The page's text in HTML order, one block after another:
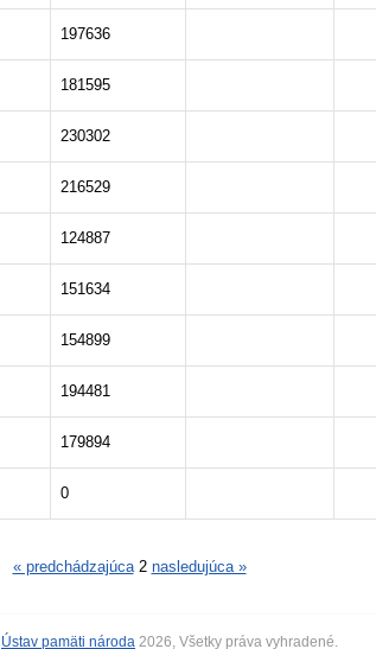
197636
181595
230302
216529
124887
151634
154899
194481
179894
0
« predchádzajúca 2 nasledujúca »
Ústav pamäti národa 2026, Všetky práva vyhradené.